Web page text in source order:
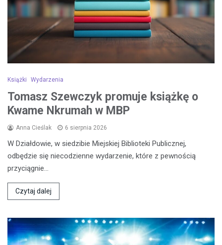
Książki Wydarzenia
Tomasz Szewczyk promuje książkę o
Kwame Nkrumah w MBP
Anna Cieślak 6 sierpnia 2026
W Działdowie, w siedzibie Miejskiej Biblioteki Publicznej,
odbędzie się niecodzienne wydarzenie, które z pewnością
przyciągnie…
Czytaj dalej